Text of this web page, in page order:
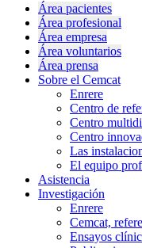
Área pacientes
Área profesional
Área empresa
Área voluntarios
Área prensa
Sobre el Cemcat
Enrere
Centro de
Centro
Centro
Las
El equipo
Asistencia
Investigación
Enrere
Cemcat,
Ensayos